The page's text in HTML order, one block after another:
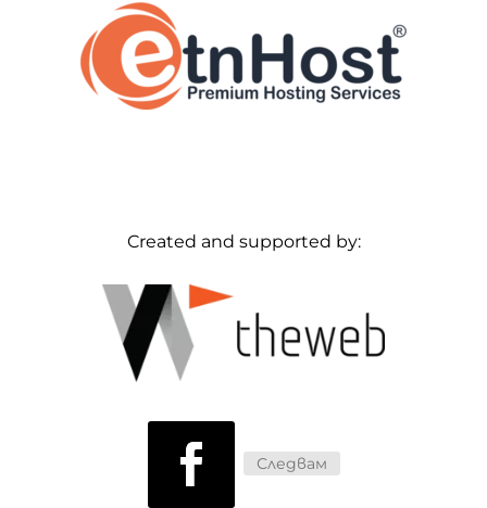
Created and supported by:
Следвам